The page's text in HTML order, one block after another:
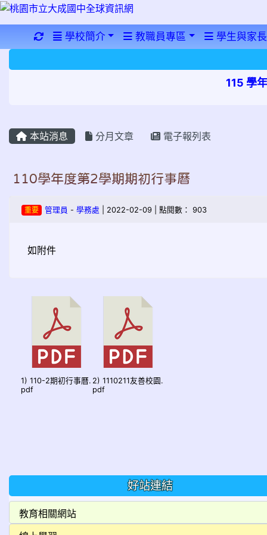
重新取得佈景設定
學校簡介 教職員專區 學生與家
115 學
本站消息 分月文章 電子報列表
110學年度第2學期期初行事曆
重要 管理員 - 學務處 | 2022-02-09 | 點閱數： 903
如附件
1) 110-2期初行事曆.
pdf
2) 1110211友善校園.
pdf
好站連結